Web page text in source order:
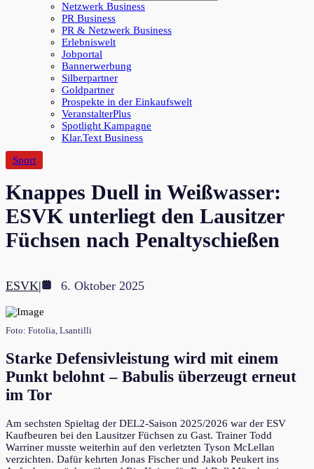
Netzwerk Business
PR Business
PR & Netzwerk Business
Erlebniswelt
Jobportal
Bannerwerbung
Silberpartner
Goldpartner
Prospekte in der Einkaufswelt
VeranstalterPlus
Spotlight Kampagne
Klar.Text Business
Sport
Knappes Duell in Weißwasser:
ESVK unterliegt den Lausitzer
Füchsen nach Penaltyschießen
ESVK| 6. Oktober 2025
Foto: Fotolia, Lsantilli
Starke Defensivleistung wird mit einem
Punkt belohnt – Babulis überzeugt erneut
im Tor
Am sechsten Spieltag der DEL2-Saison 2025/2026 war der ESV
Kaufbeuren bei den Lausitzer Füchsen zu Gast. Trainer Todd
Warriner musste weiterhin auf den verletzten Tyson McLellan
verzichten. Dafür kehrten Jonas Fischer und Jakob Peukert ins